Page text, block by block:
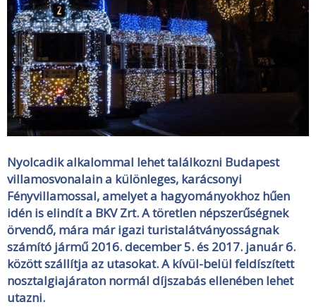
Nyolcadik alkalommal lehet találkozni Budapest
villamosvonalain a különleges, karácsonyi
Fényvillamossal, amelyet a hagyományokhoz hűen
idén is elindít a BKV Zrt. A töretlen népszerűségnek
örvendő, mára már igazi turistalátványosságnak
számító jármű 2016. december 5. és 2017. január 6.
között szállítja az utasokat. A kívül-belül feldíszített
nosztalgiajáraton normál díjszabás ellenében lehet
utazni.